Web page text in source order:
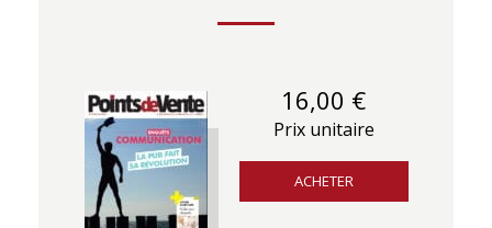
16,00 €
Prix unitaire
ACHETER